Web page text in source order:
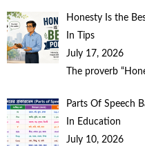
Honesty Is the
In Tips
July 17, 2026
The proverb
Parts Of Speech
In Education
July 10, 2026